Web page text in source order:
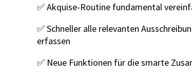
✅ Akquise-Routine fundamental
✅ Schneller alle relevanten
erfassen
✅ Neue Funktionen für die smarte